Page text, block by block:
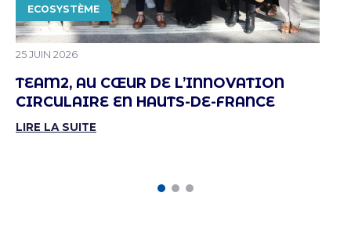
TEAM2, AU CŒUR DE L’INNOVATION
CIRCULAIRE EN HAUTS-DE-FRANCE
PUBLIÉ LE
25 JUIN 2026
THÉMATIQUE
ECOSYSTÈME
LIRE LA SUITE